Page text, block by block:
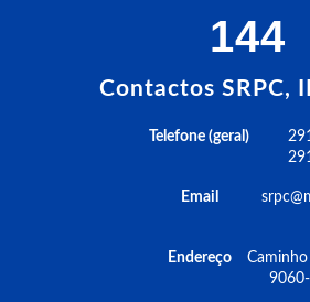
144
Contactos SRPC,
Telefone (geral)
Email
Endereço